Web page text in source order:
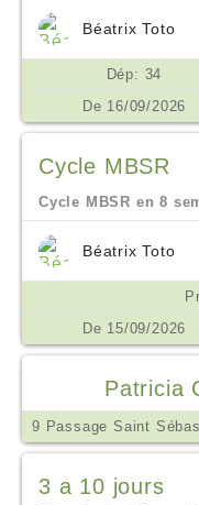
Béatrix Toto
Dép: 34
De 16/09/2026
Cycle MBSR
Cycle MBSR en 8
Béatrix Toto
De 15/09/2026
Patricia
9 Passage Saint
3 a 10 jours